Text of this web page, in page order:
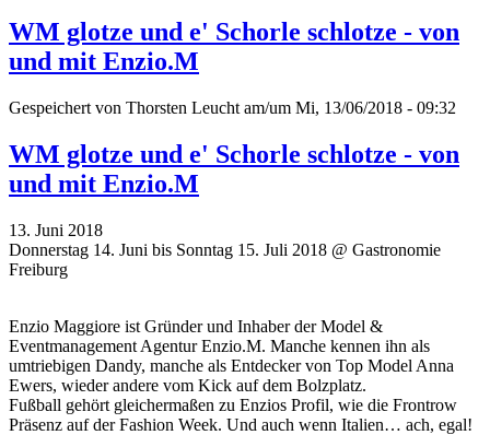
WM glotze und e' Schorle schlotze - von
und mit Enzio.M
Gespeichert von Thorsten Leucht am/um Mi, 13/06/2018 - 09:32
WM glotze und e' Schorle schlotze - von
und mit Enzio.M
13. Juni 2018
Donnerstag 14. Juni bis Sonntag 15. Juli 2018 @ Gastronomie
Freiburg
Enzio Maggiore ist Gründer und Inhaber der Model &
Eventmanagement Agentur Enzio.M. Manche kennen ihn als
umtriebigen Dandy, manche als Entdecker von Top Model Anna
Ewers, wieder andere vom Kick auf dem Bolzplatz.
Fußball gehört gleichermaßen zu Enzios Profil, wie die Frontrow
Präsenz auf der Fashion Week. Und auch wenn Italien… ach, egal!